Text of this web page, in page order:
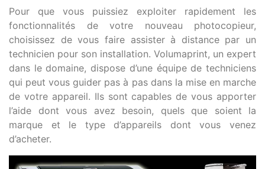
Pour que vous puissiez exploiter rapidement les
fonctionnalités de votre nouveau photocopieur,
choisissez de vous faire assister à distance par un
technicien pour son installation. Volumaprint, un expert
dans le domaine, dispose d’une équipe de techniciens
qui peut vous guider pas à pas dans la mise en marche
de votre appareil. Ils sont capables de vous apporter
l’aide dont vous avez besoin, quels que soient la
marque et le type d’appareils dont vous venez
d’acheter.